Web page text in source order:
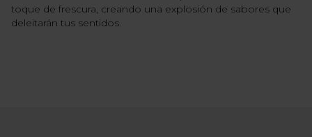
toque de frescura, creando una explosión de sabores que
deleitarán tus sentidos.